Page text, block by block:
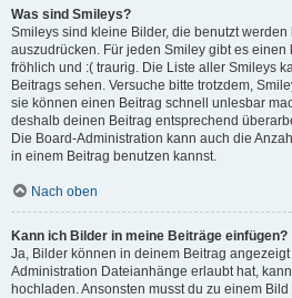
Was sind Smileys?
Smileys sind kleine Bilder, die benutzt werden
auszudrücken. Für jeden Smiley gibt es einen
fröhlich und :( traurig. Die Liste aller Smileys
Beitrags sehen. Versuche bitte trotzdem,
sie können einen Beitrag schnell unlesbar
deshalb deinen Beitrag entsprechend
Die Board-Administration kann auch die
in einem Beitrag benutzen kannst.
Nach oben
Kann ich Bilder in meine Beiträge einfügen?
Ja, Bilder können in deinem Beitrag
Administration Dateianhänge erlaubt hat,
hochladen. Ansonsten musst du zu einem